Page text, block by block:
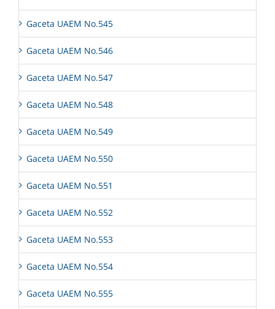
Gaceta UAEM No.545
Gaceta UAEM No.546
Gaceta UAEM No.547
Gaceta UAEM No.548
Gaceta UAEM No.549
Gaceta UAEM No.550
Gaceta UAEM No.551
Gaceta UAEM No.552
Gaceta UAEM No.553
Gaceta UAEM No.554
Gaceta UAEM No.555